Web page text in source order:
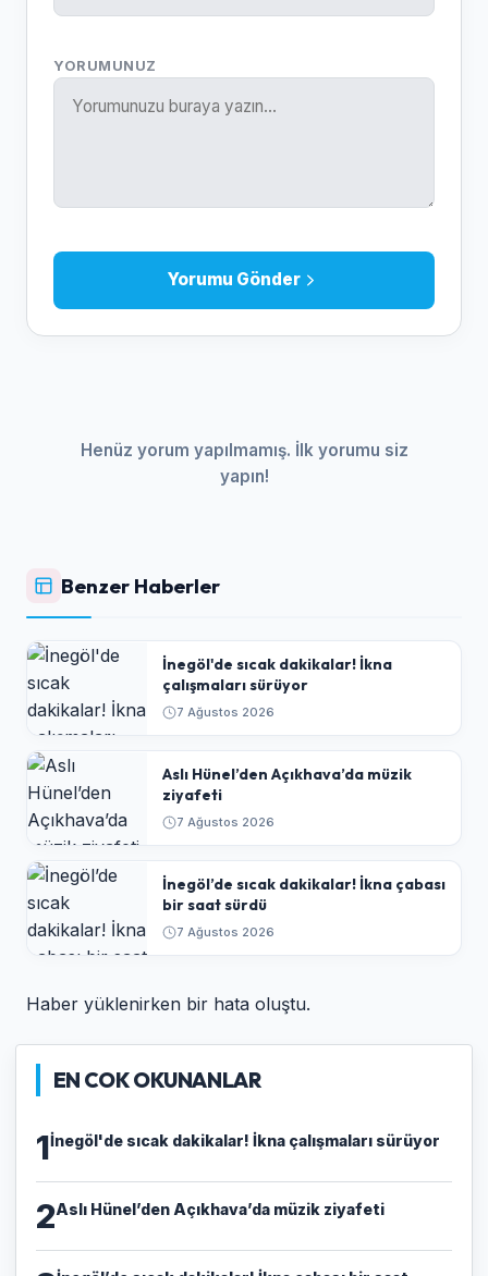
YORUMUNUZ
Yorumu Gönder
Henüz yorum yapılmamış. İlk yorumu siz
yapın!
Benzer Haberler
İnegöl'de sıcak dakikalar! İkna
çalışmaları sürüyor
7 Ağustos 2026
Aslı Hünel’den Açıkhava’da müzik
ziyafeti
7 Ağustos 2026
İnegöl’de sıcak dakikalar! İkna çabası
bir saat sürdü
7 Ağustos 2026
Haber yüklenirken bir hata oluştu.
EN COK OKUNANLAR
1İnegöl'de sıcak dakikalar! İkna çalışmaları sürüyor
2Aslı Hünel’den Açıkhava’da müzik ziyafeti